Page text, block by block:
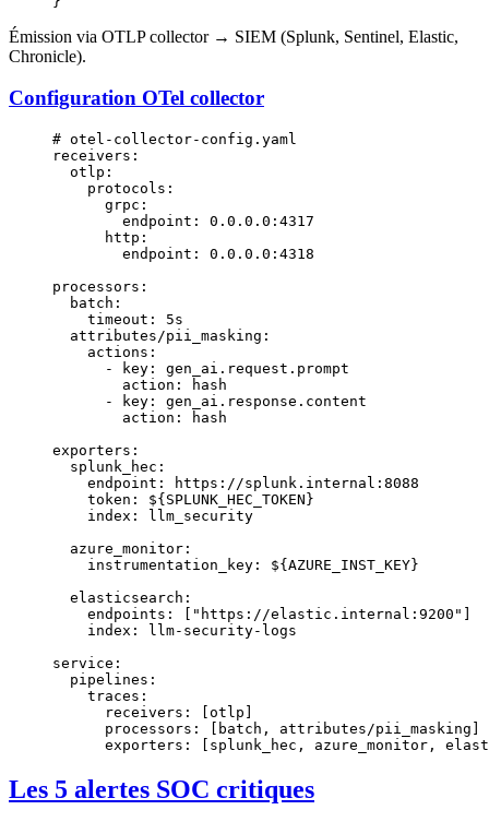
Émission via OTLP collector → SIEM (Splunk, Sentinel, Elastic,
Chronicle).
Configuration OTel collector
# otel-collector-config.yaml
receivers :
  otlp
:
    protocols
:
      grpc
:
        endpoint
: 0.0.0.0:4317
      http
:
        endpoint
: 0.0.0.0:4318
processors :
  batch
:
    timeout
: 5s
  attributes/pii_masking
:
    actions
:
      -
key : gen_ai.request.prompt
        action
:
hash
      -
key : gen_ai.response.content
        action
:
hash
exporters :
  splunk_hec
:
    endpoint
:
https://splunk.internal:8088
    token
: ${SPLUNK_HEC_TOKEN}
    index
:
llm_security
  azure_monitor
:
    instrumentation_key
: ${AZURE_INST_KEY}
  elasticsearch
:
    endpoints
: [ "https://elastic.internal:9200"
    index
:
llm-security-logs
service :
  pipelines
:
    traces
:
      receivers
: [ otlp
      processors
: [ batch , attributes/pii_masking
      exporters
: [ splunk_hec , azure_monitor ,
Les 5 alertes SOC critiques